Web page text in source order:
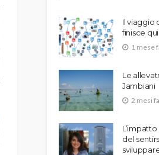
Il viaggio
finisce qui
1 mese
Le
Jambiani
2 mesi fa
del